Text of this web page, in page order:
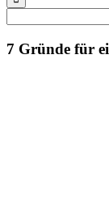
7 Gründe für